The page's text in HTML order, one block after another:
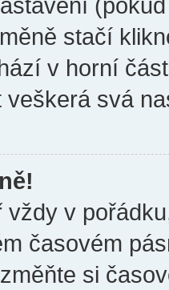
stačí
v horní
veškerá svá
vždy v
časovém
si